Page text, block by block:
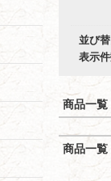
並び替
表示
商品一覧
商品一覧